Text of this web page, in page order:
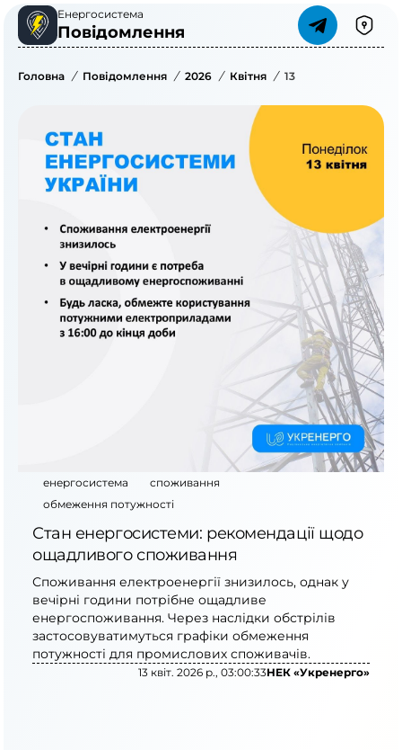
Енергосистема
Повідомлення
Головна / Повідомлення / 2026 / Квітня / 13
енергосистема
споживання
обмеження потужності
Стан енергосистеми: рекомендації щодо
ощадливого споживання
Споживання електроенергії знизилось, однак у
вечірні години потрібне ощадливе
енергоспоживання. Через наслідки обстрілів
застосовуватимуться графіки обмеження
потужності для промислових споживачів.
13 квіт. 2026 р., 03:00:33НЕК «Укренерго»